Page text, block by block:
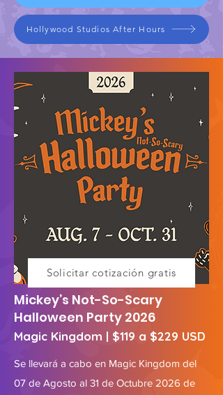
Hollywood Studios After Hours
Solicitar cotización gratis
Mickey’s Not-So-Scary
Halloween Party 2026
Magic Kingdom | $119 a $229 USD
Se llevará a cabo en Magic Kingdom del
07 de Agosto al 31 de Octubre 2026 de